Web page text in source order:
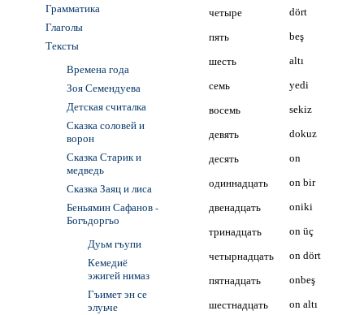
четыре dört
пять beş
шесть altı
семь yedi
восемь sekiz
девять dokuz
десять on
одиннадцать on bir
двенадцать oniki
тринадцать on üç
четырнадцать on dört
пятнадцать onbeş
шестнадцать on altı
Грамматика
Глаголы
Тексты
Времена года
Зоя Семендуева
Детская считалка
Сказка соловей и
ворон
Сказка Старик и
медведь
Сказка Заяц и лиса
Беньямин Сафанов -
Богъдоргьо
Дуьм гъупи
Кемедиё
эжигей нимаз
Гъимет эн се
элуьче